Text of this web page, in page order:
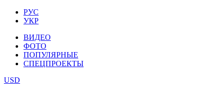
РУС
УКР
ВИДЕО
ФОТО
ПОПУЛЯРНЫЕ
СПЕЦПРОЕКТЫ
USD